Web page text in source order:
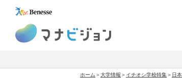
ホーム ＞大学情報 ＞ イチオシ学校特集＞ 日